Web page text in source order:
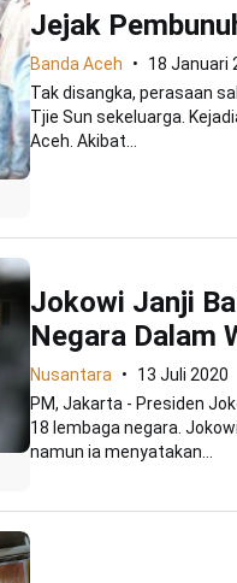
Jejak
Banda Aceh
18 Januari
Tak disangka, perasaan
Tjie Sun sekeluarga.
Aceh. Akibat...
Jokowi Janji
Negara Dalam
Nusantara
13 Juli 2020
PM, Jakarta - Presiden
18 lembaga negara.
namun ia menyatakan...